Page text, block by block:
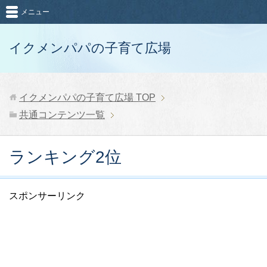
イクメンパパの子育て広場
メニュー
イクメンパパの子育て広場 TOP
共通コンテンツ一覧
ランキング2位
スポンサーリンク